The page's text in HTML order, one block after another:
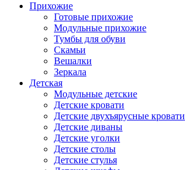
Прихожие
Готовые прихожие
Модульные прихожие
Тумбы для обуви
Скамьи
Вешалки
Зеркала
Детская
Модульные детские
Детские кровати
Детские двухъярусные кровати
Детские диваны
Детские уголки
Детские столы
Детские стулья